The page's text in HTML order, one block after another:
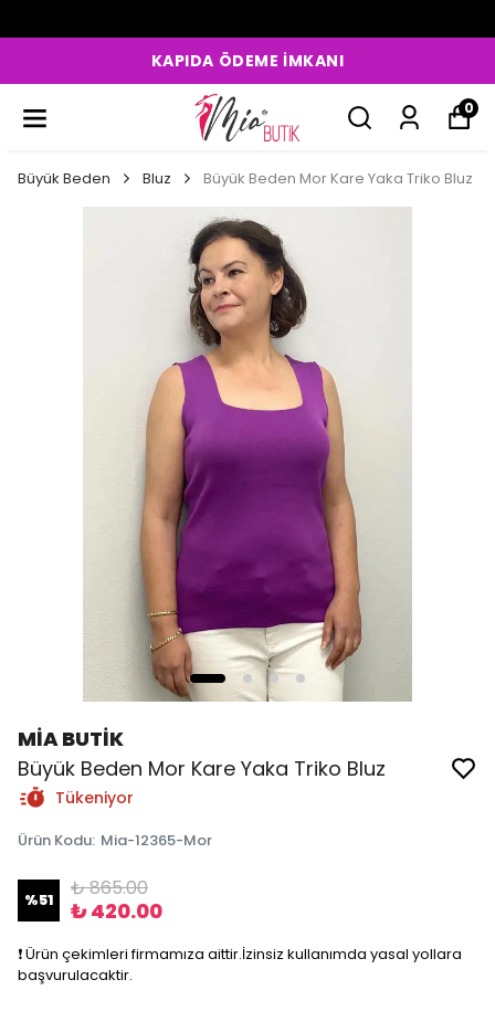
KAPIDA ÖDEME İMKANI
0
Büyük Beden Bluz Büyük Beden Mor Kare Yaka Triko Bluz
MİA BUTİK
Büyük Beden Mor Kare Yaka Triko Bluz
Tükeniyor
Ürün Kodu: Mia-12365-Mor
%51 ₺ 865.00
₺ 420.00
❗️ Ürün çekimleri firmamıza aittir.İzinsiz kullanımda yasal yollara
başvurulacaktir.